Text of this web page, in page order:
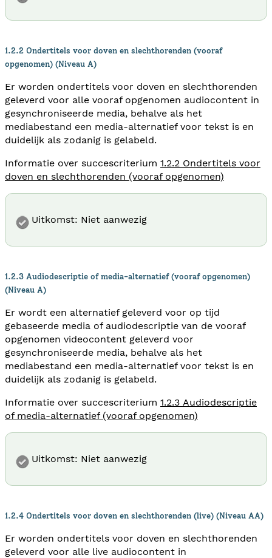
1.2.2 Ondertitels voor doven en slechthorenden (vooraf
opgenomen) (Niveau A)
Er worden ondertitels voor doven en slechthorenden
geleverd voor alle vooraf opgenomen audiocontent in
gesynchroniseerde media, behalve als het
mediabestand een media-alternatief voor tekst is en
duidelijk als zodanig is gelabeld.
Informatie over succescriterium 1.2.2 Ondertitels voor
doven en slechthorenden (vooraf opgenomen)
Uitkomst: Niet aanwezig
1.2.3 Audiodescriptie of media-alternatief (vooraf opgenomen)
(Niveau A)
Er wordt een alternatief geleverd voor op tijd
gebaseerde media of audiodescriptie van de vooraf
opgenomen videocontent geleverd voor
gesynchroniseerde media, behalve als het
mediabestand een media-alternatief voor tekst is en
duidelijk als zodanig is gelabeld.
Informatie over succescriterium 1.2.3 Audiodescriptie
of media-alternatief (vooraf opgenomen)
Uitkomst: Niet aanwezig
1.2.4 Ondertitels voor doven en slechthorenden (live) (Niveau AA)
Er worden ondertitels voor doven en slechthorenden
geleverd voor alle live audiocontent in